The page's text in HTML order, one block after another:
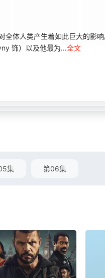
人类产生着如此巨大的影响
饰）以及他最为...全文
集 第06集